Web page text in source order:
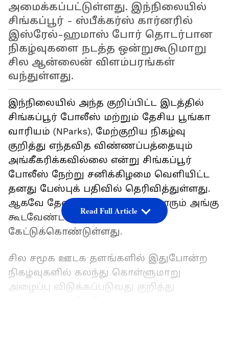
அமைக்கப்பட்டுள்ளது. இந்நிலையில்
சிங்கப்பூர் - ஸ்பீக்கர்ஸ் கார்னரில்
இஸ்ரேல்-ஹமாஸ் போர் தொடர்பான
நிகழ்வுகளை நடத்த ஒன்றுகூடுமாறு
சில ஆன்லைன் விளம்பரங்கள்
வந்துள்ளது.
இந்நிலையில் அந்த குறிப்பிட்ட இடத்தில்
சிங்கப்பூர் போலீஸ் மற்றும் தேசிய பூங்கா
வாரியம் (NParks), மேற்குறிய நிகழ்வு
குறித்து எந்தவித விண்ணப்பத்தையும்
அங்கீகரிக்கவில்லை என்று சிங்கப்பூர்
போலீஸ் நேற்று சனிக்கிழமை வெளியிட்ட
தனது பேஸ்புக் பதிவில் தெரிவித்துள்ளது.
ஆகவே தேவையின்றி மக்கள் யாரும் அங்கு
கூடவேண்டாம் என்று
கேட்டுக்கொண்டுள்ளது.
சில சமூக ஊடக தளங்களில் இதுபோன்ற
நிகழ்வுகளில் கலந்து கொள்ளுமாறு
அழைப்பு விடுக்கப்படுவது குறித்து
Read Full Article